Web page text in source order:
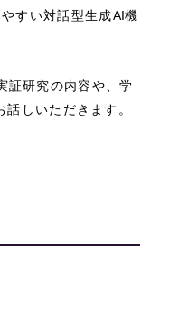
すい対話型生成AI機
証研究の内容や、学
しいただきます。